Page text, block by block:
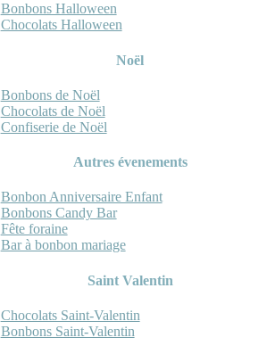
Bonbons Halloween
Chocolats Halloween
Noël
Bonbons de Noël
Chocolats de Noël
Confiserie de Noël
Autres évenements
Bonbon Anniversaire Enfant
Bonbons Candy Bar
Fête foraine
Bar à bonbon mariage
Saint Valentin
Chocolats Saint-Valentin
Bonbons Saint-Valentin